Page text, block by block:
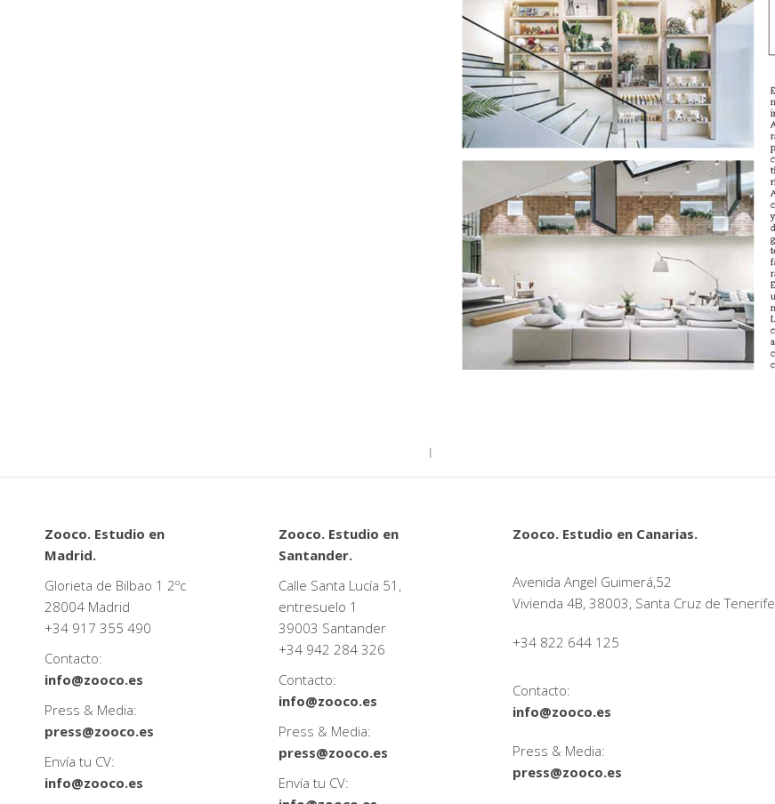
Zooco. Estudio en
Madrid.
Glorieta de Bilbao 1 2ºc
28004 Madrid
+34 917 355 490
Contacto:
info@zooco.es
Press & Media:
press@zooco.es
Envía tu CV:
info@zooco.es
Zooco. Estudio en
Santander.
Calle Santa Lucía 51,
entresuelo 1
39003 Santander
+34 942 284 326
Contacto:
info@zooco.es
Press & Media:
press@zooco.es
Envía tu CV:
Zooco. Estudio en Canarias.
Avenida Angel Guimerá,52
Vivienda 4B, 38003, Santa Cruz de Tenerife
+34 822 644 125
Contacto:
info@zooco.es
Press & Media:
press@zooco.es